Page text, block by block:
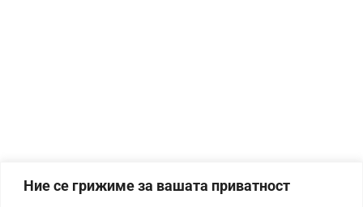
Ние се грижиме за вашата приватност